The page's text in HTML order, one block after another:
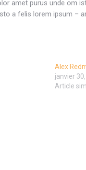
amet purus unde om
a felis lorem ipsum –
Alex
janvier
Article